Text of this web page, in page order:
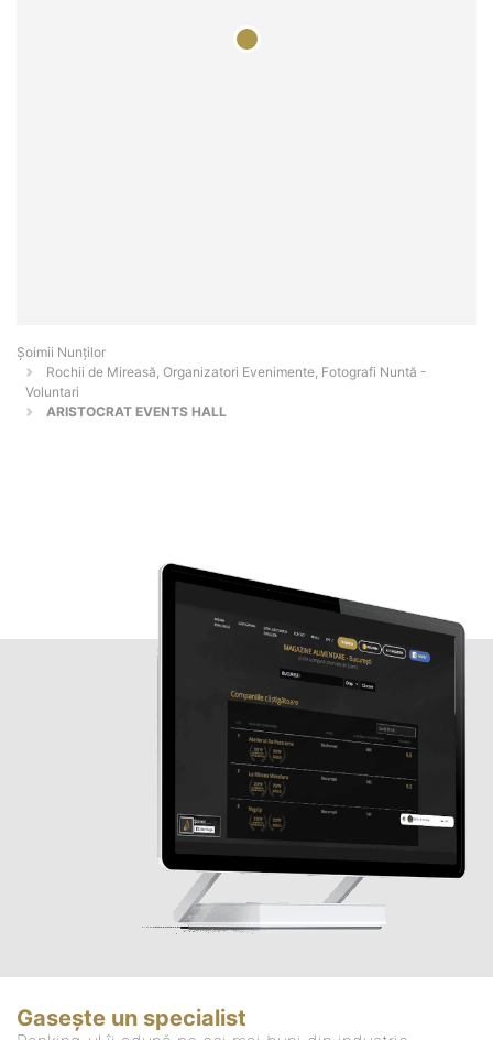
Șoimii Nunților
Rochii de Mireasă, Organizatori Evenimente, Fotografi Nuntă -
Voluntari
ARISTOCRAT EVENTS HALL
Gasește un specialist